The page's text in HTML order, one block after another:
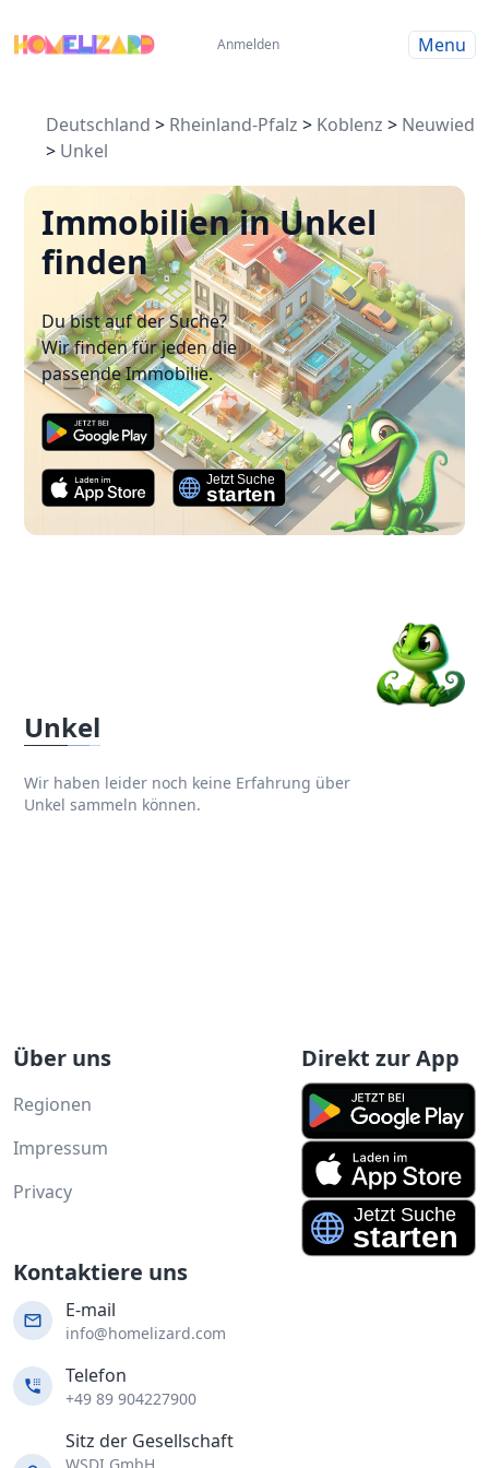
Anmelden Menu
Deutschland > Rheinland-Pfalz > Koblenz > Neuwied
> Unkel
Immobilien in Unkel
finden
Du bist auf der Suche?
Wir finden für jeden die
passende Immobilie.
Unkel
Wir haben leider noch keine Erfahrung über
Unkel sammeln können.
Über uns
Regionen
Impressum
Privacy
Direkt zur App
Kontaktiere uns
E-mail
info@homelizard.com
Telefon
+49 89 904227900
Sitz der Gesellschaft